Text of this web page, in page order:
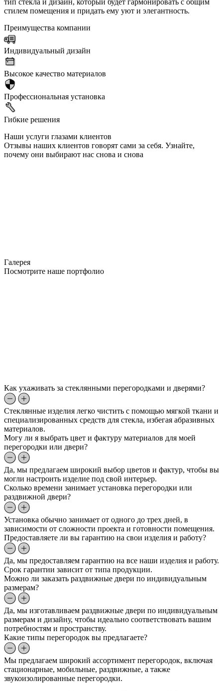
тип стекла и дизайн, который будет гармонировать с общим
стилем помещения и придать ему уют и элегантность.
Преимущества компании
Индивидуальный дизайн
Высокое качество материалов
Профессиональная установка
Гибкие решения
Наши услуги глазами клиентов
Отзывы наших клиентов говорят сами за себя. Узнайте,
почему они выбирают нас снова и снова
Галерея
Посмотрите наше портфолио
Как ухаживать за стеклянными перегородками и дверями?
Стеклянные изделия легко чистить с помощью мягкой ткани и
специализированных средств для стекла, избегая абразивных
материалов.
Могу ли я выбрать цвет и фактуру материалов для моей
перегородки или двери?
Да, мы предлагаем широкий выбор цветов и фактур, чтобы вы
могли настроить изделие под свой интерьер.
Сколько времени занимает установка перегородки или
раздвижной двери?
Установка обычно занимает от одного до трех дней, в
зависимости от сложности проекта и готовности помещения.
Предоставляете ли вы гарантию на свои изделия и работу?
Да, мы предоставляем гарантию на все наши изделия и работу.
Срок гарантии зависит от типа продукции.
Можно ли заказать раздвижные двери по индивидуальным
размерам?
Да, мы изготавливаем раздвижные двери по индивидуальным
размерам и дизайну, чтобы идеально соответствовать вашим
потребностям и пространству.
Какие типы перегородок вы предлагаете?
Мы предлагаем широкий ассортимент перегородок, включая
стационарные, мобильные, раздвижные, а также
звукоизолированные перегородки.